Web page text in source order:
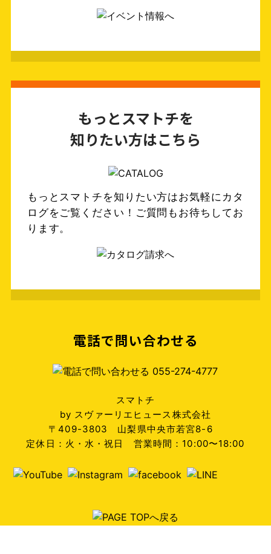
もっとスマトチを
知りたい方はこちら
もっとスマトチを知りたい方はお気軽にカタ
ログをご覧ください！ご質問もお待ちしてお
ります。
電話で問い合わせる
スマトチ
by スヴァーリエヒュース株式会社
〒409-3803 山梨県中央市若宮8-6
定休日：火・水・祝日 営業時間：10:00〜18:00